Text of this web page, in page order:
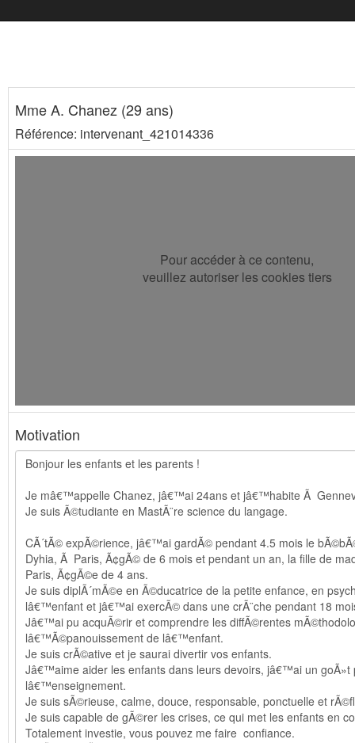
Mme A. Chanez (29 ans)
Référence: intervenant_421014336
Pour accéder à ce contenu,
veuillez autoriser les cookies tiers
Motivation